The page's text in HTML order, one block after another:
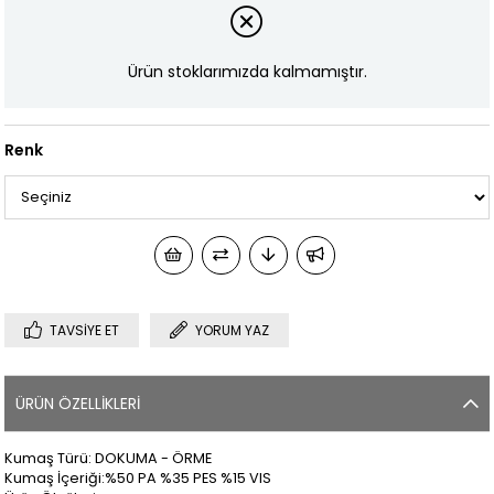
Ürün stoklarımızda kalmamıştır.
Renk
TAVSIYE ET YORUM YAZ
ÜRÜN ÖZELLIKLERI
Kumaş Türü: DOKUMA - ÖRME
Kumaş İçeriği:%50 PA %35 PES %15 VIS